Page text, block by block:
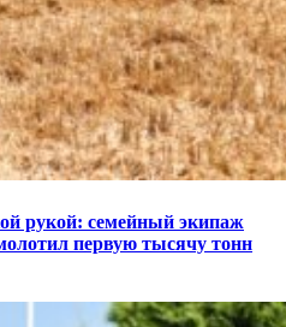
рукой: семейный экипаж
первую тысячу тонн